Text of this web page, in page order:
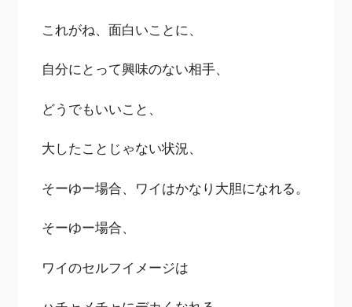
これがね、面白いことに、
自分にとって興味のない相手、
どうでもいいこと、
大したことじゃない状況、
そーゆー場合、ワイはかなり大胆になれる。
そーゆー場合、
ワイのセルフイメージは